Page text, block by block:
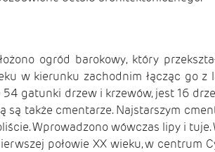
ogród barokowy, który
w kierunku zachodnim łącząc go
gatunki drzew i krzewów, jest 16
są także cmentarze. Najstarszym
Wprowadzono wówczas lipy i
połowie XX wieku, w centrum